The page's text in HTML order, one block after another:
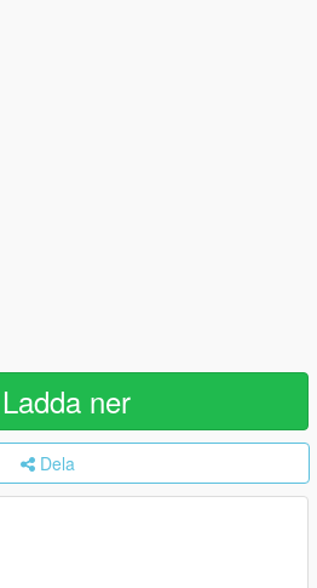
Ladda ner
Dela